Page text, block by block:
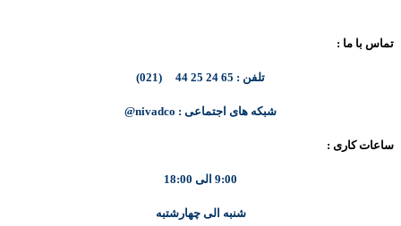
تماس با ما :
تلفن : 65 24 25 44 (021)
شبکه های اجتماعی : nivadco@
ساعات کاری :
9:00 الی 18:00
شنبه الی چهارشتبه